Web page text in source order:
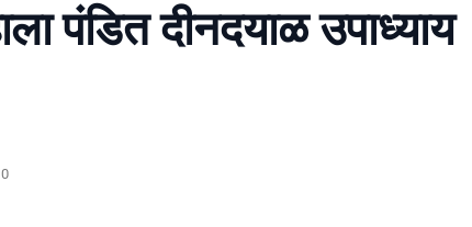
पंडित दीनदयाळ उपाध्याय
0